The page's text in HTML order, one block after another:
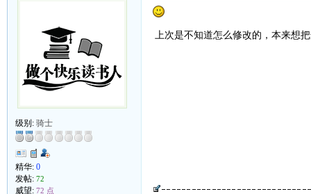
级别: 骑士
精华: 0
发帖: 72
威望: 72 点
上次是不知道怎么修改的，本来想